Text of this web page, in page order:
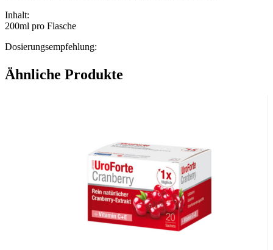
Inhalt:
200ml pro Flasche
Dosierungsempfehlung:
Zur ausschließlichen Ernährung: Empfehlung des Arztes beachten.
gesunde Lebensweise dar. Die angegebene empfohlene Tagesdosis
nicht überschreiten. Für Kinder unerreichbar aufbewahren.
Ähnliche Produkte